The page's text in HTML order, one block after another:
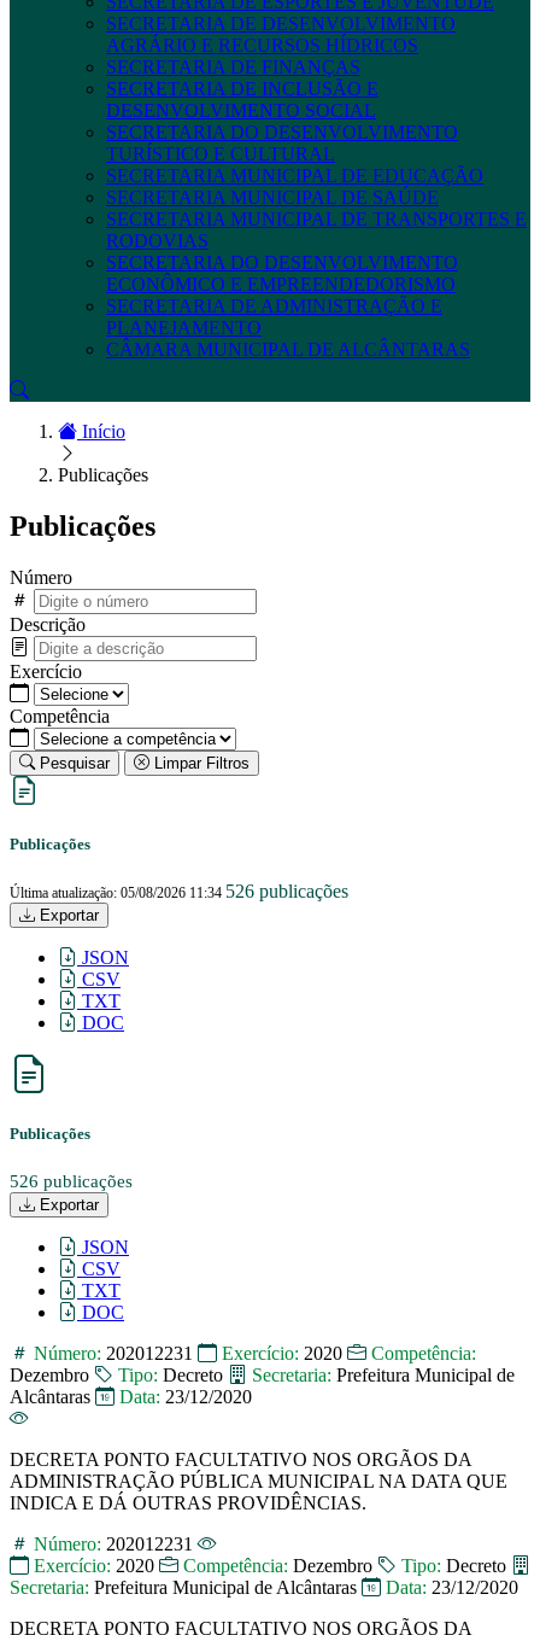
SECRETARIA DE DESENVOLVIMENTO
AGRÁRIO E RECURSOS HÍDRICOS
SECRETARIA DE FINANÇAS
SECRETARIA DE INCLUSÃO E
DESENVOLVIMENTO SOCIAL
SECRETARIA DO DESENVOLVIMENTO
TURÍSTICO E CULTURAL
SECRETARIA MUNICIPAL DE EDUCAÇÃO
SECRETARIA MUNICIPAL DE SAÚDE
SECRETARIA MUNICIPAL DE TRANSPORTES E
RODOVIAS
SECRETARIA DO DESENVOLVIMENTO
ECONÔMICO E EMPREENDEDORISMO
SECRETARIA DE ADMINISTRAÇÃO E
PLANEJAMENTO
CÂMARA MUNICIPAL DE ALCÂNTARAS
Início
Publicações
Publicações
Número
Descrição
Exercício
Competência
Pesquisar Limpar Filtros
Publicações
Última atualização: 05/08/2026 11:34 526 publicações
Exportar
JSON
CSV
TXT
DOC
Publicações
526 publicações
Exportar
JSON
CSV
TXT
DOC
Número: 202012231 Exercício: 2020
Competência:
Dezembro
Tipo: Decreto Secretaria: Prefeitura Municipal de
Alcântaras
Data: 23/12/2020
DECRETA PONTO FACULTATIVO NOS ORGÃOS DA
ADMINISTRAÇÃO PÚBLICA MUNICIPAL NA DATA QUE
INDICA E DÁ OUTRAS PROVIDÊNCIAS.
Número: 202012231
Exercício: 2020 Competência: Dezembro Tipo: Decreto
Secretaria: Prefeitura Municipal de Alcântaras Data: 23/12/2020
DECRETA PONTO FACULTATIVO NOS ORGÃOS DA